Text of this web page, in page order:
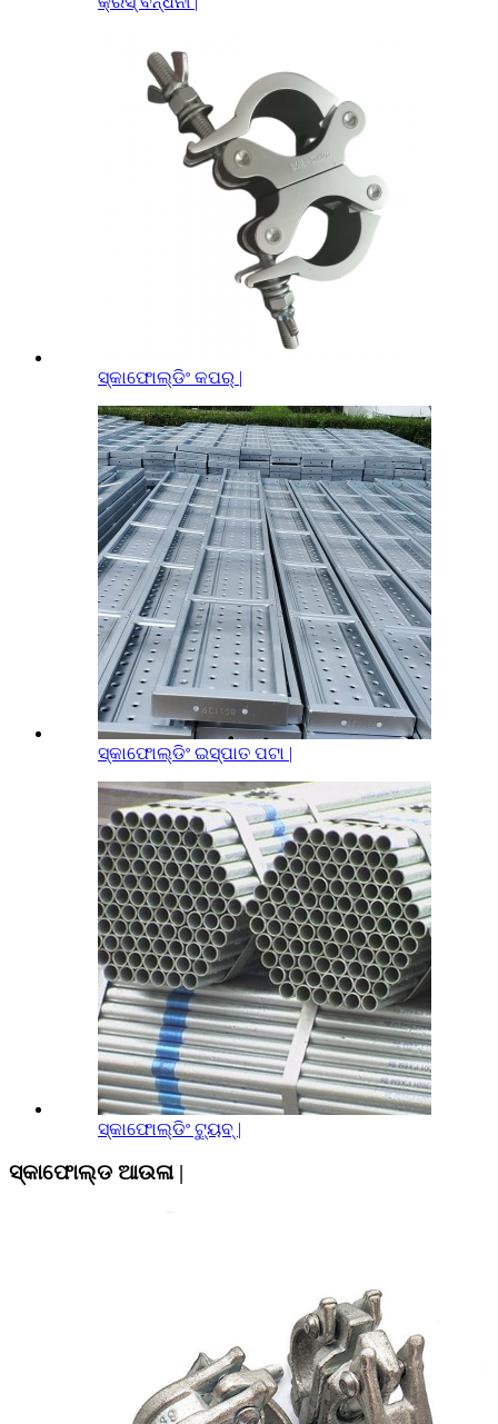
ସ୍କାଫୋଲ୍ଡିଂ କପର୍ |
ସ୍କାଫୋଲ୍ଡିଂ ଇସ୍ପାତ ପଟା |
ସ୍କାଫୋଲ୍ଡିଂ ଟ୍ୟୁବ୍ |
ସ୍କାଫୋଲ୍ଡ ଆଉଳା |